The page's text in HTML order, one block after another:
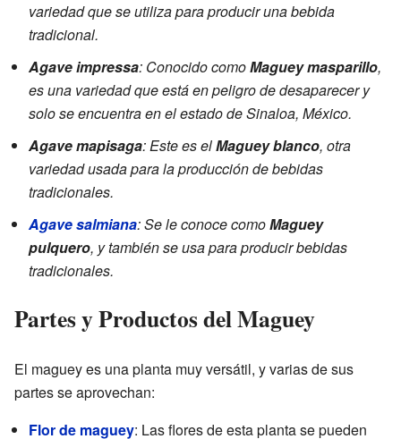
variedad que se utiliza para producir una bebida
tradicional.
Agave impressa: Conocido comoMaguey masparillo,
es una variedad que está en peligro de desaparecer y
solo se encuentra en el estado de Sinaloa, México.
Agave mapisaga: Este es elMaguey blanco, otra
variedad usada para la producción de bebidas
tradicionales.
Agave salmiana: Se le conoce comoMaguey
pulquero, y también se usa para producir bebidas
tradicionales.
Partes y Productos del Maguey
El maguey es una planta muy versátil, y varias de sus
partes se aprovechan:
Flor de maguey: Las flores de esta planta se pueden